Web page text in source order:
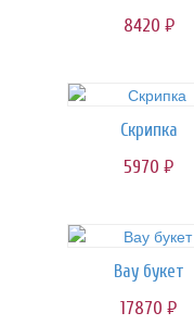
8420 руб.
Скрипка
5970 руб.
Вау букет
17870 руб.